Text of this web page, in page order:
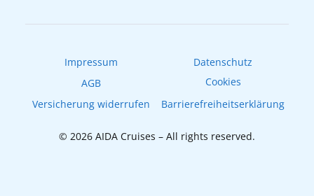
Impressum
Datenschutz
AGB
Cookies
Versicherung widerrufen
Barrierefreiheitserklärung
© 2026 AIDA Cruises – All rights reserved.